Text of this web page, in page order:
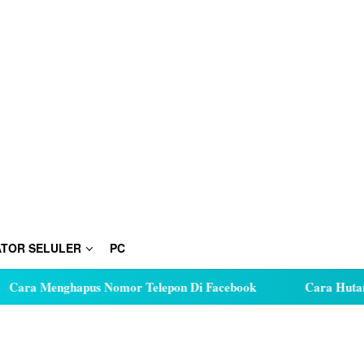
SELULER PC
Nomor Telepon Di Facebook Cara Hutang Kuota di